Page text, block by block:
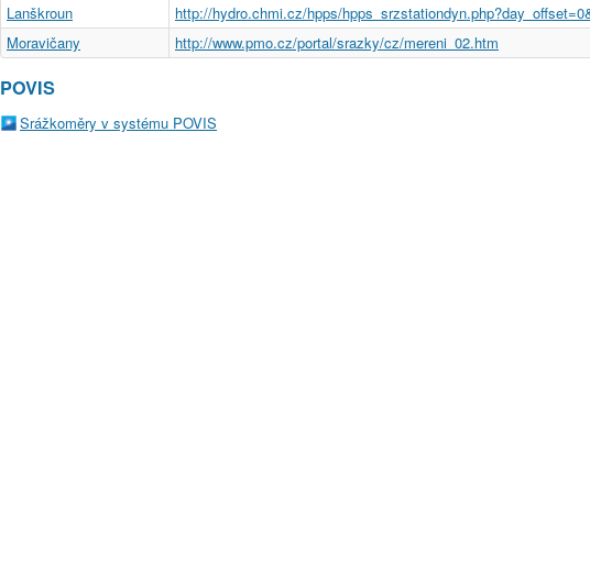
Lanškroun
http://hydro.chmi.cz/hpps/
Moravičany
http://www.pmo.cz/portal/srazky/cz/mereni_02.htm
POVIS
Srážkoměry v systému POVIS